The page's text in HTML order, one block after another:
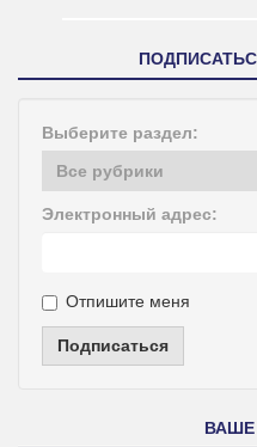
Выберите раздел:
Электронный адрес:
Отпишите меня
Подписаться